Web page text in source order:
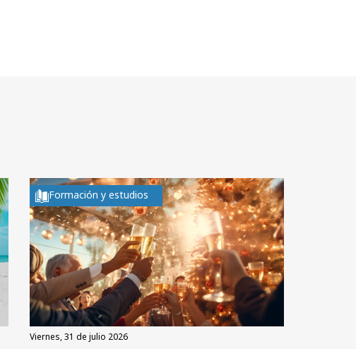
Formación y estudios
viernes, 31 de julio 2026